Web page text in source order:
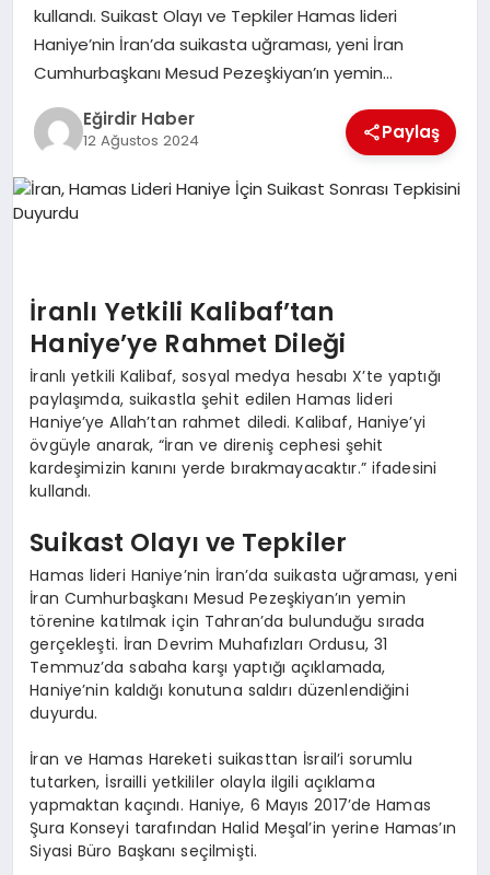
YAŞAM
kullandı. Suikast Olayı ve Tepkiler Hamas lideri
Haniye’nin İran’da suikasta uğraması, yeni İran
Cumhurbaşkanı Mesud Pezeşkiyan’ın yemin…
Eğirdir Haber
12 Ağustos 2024 Paylaş
İranlı Yetkili Kalibaf’tan
Haniye’ye Rahmet Dileği
İranlı yetkili Kalibaf, sosyal medya hesabı X’te yaptığı
paylaşımda, suikastla şehit edilen Hamas lideri
Haniye’ye Allah’tan rahmet diledi. Kalibaf, Haniye’yi
övgüyle anarak, “İran ve direniş cephesi şehit
kardeşimizin kanını yerde bırakmayacaktır.” ifadesini
kullandı.
Suikast Olayı ve Tepkiler
Hamas lideri Haniye’nin İran’da suikasta uğraması, yeni
İran Cumhurbaşkanı Mesud Pezeşkiyan’ın yemin
törenine katılmak için Tahran’da bulunduğu sırada
gerçekleşti. İran Devrim Muhafızları Ordusu, 31
Temmuz’da sabaha karşı yaptığı açıklamada,
Haniye’nin kaldığı konutuna saldırı düzenlendiğini
duyurdu.
İran ve Hamas Hareketi suikasttan İsrail’i sorumlu
tutarken, İsrailli yetkililer olayla ilgili açıklama
yapmaktan kaçındı. Haniye, 6 Mayıs 2017’de Hamas
Şura Konseyi tarafından Halid Meşal’in yerine Hamas’ın
Siyasi Büro Başkanı seçilmişti.